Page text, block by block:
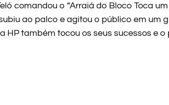
comandou o “Arraiá do Bloco Toca um
ao palco e agitou o público em um
HP também tocou os seus sucessos e